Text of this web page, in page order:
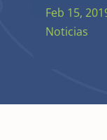
Feb 15,
Noticias